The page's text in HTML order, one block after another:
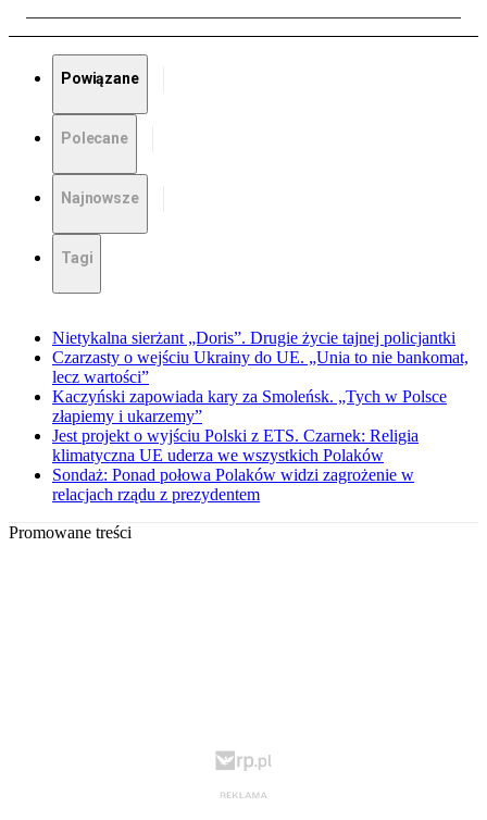
Powiązane
Polecane
Najnowsze
Tagi
Nietykalna sierżant „Doris”. Drugie życie tajnej policjantki
Czarzasty o wejściu Ukrainy do UE. „Unia to nie bankomat,
lecz wartości”
Kaczyński zapowiada kary za Smoleńsk. „Tych w Polsce
złapiemy i ukarzemy”
Jest projekt o wyjściu Polski z ETS. Czarnek: Religia
klimatyczna UE uderza we wszystkich Polaków
Sondaż: Ponad połowa Polaków widzi zagrożenie w
relacjach rządu z prezydentem
Promowane treści